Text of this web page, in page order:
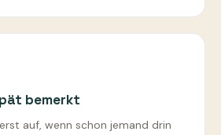
bemerkt
auf, wenn schon jemand drin